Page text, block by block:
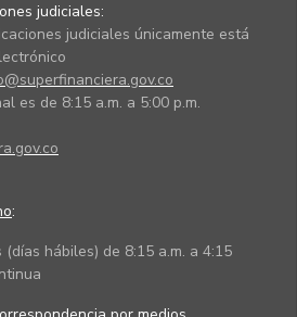
judiciales:
judiciales únicamente está
es de 8:15 a.m. a 5:00 p.m.
:
(días hábiles) de 8:15 a.m. a 4:15